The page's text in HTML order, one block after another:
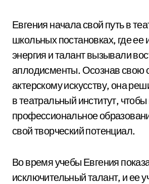
Евгения начала свой путь в
школьных постановках, где ее
энергия и талант вызывали
аплодисменты. Осознав свою
актерскому искусству, она
в театральный институт,
профессиональное
свой творческий потенциал.
Во время учебы Евгения
исключительный талант, и ее